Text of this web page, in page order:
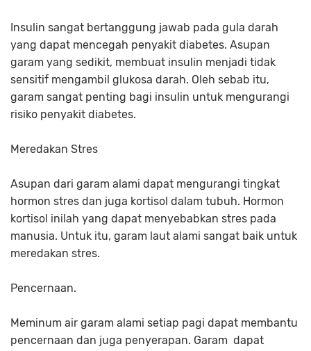
Insulin sangat bertanggung jawab pada gula darah
yang dapat mencegah penyakit diabetes. Asupan
garam yang sedikit, membuat insulin menjadi tidak
sensitif mengambil glukosa darah. Oleh sebab itu,
garam sangat penting bagi insulin untuk mengurangi
risiko penyakit diabetes.
Meredakan Stres
Asupan dari garam alami dapat mengurangi tingkat
hormon stres dan juga kortisol dalam tubuh. Hormon
kortisol inilah yang dapat menyebabkan stres pada
manusia. Untuk itu, garam laut alami sangat baik untuk
meredakan stres.
Pencernaan.
Meminum air garam alami setiap pagi dapat membantu
pencernaan dan juga penyerapan. Garam dapat